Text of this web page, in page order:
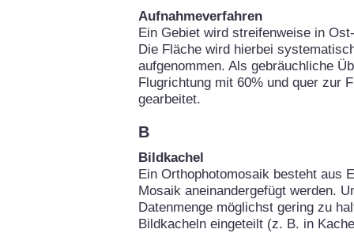
Aufnahmeverfahren
Ein Gebiet wird streifenweise in
Die Fläche wird hierbei
aufgenommen. Als gebräuchliche
Flugrichtung mit 60% und quer zur
gearbeitet.
B
Bildkachel
Ein Orthophotomosaik besteht aus
Mosaik aneinandergefügt werden.
Datenmenge möglichst gering zu
Bildkacheln eingeteilt (z. B. in